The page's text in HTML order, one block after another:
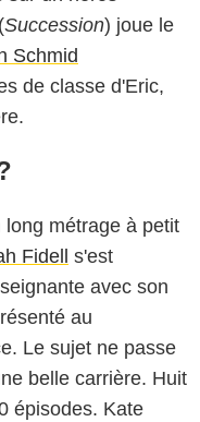
(Succession) joue le
Schmid
de classe d'Eric,
métrage à petit
Fidell s'est
avec son
au
Le sujet ne passe
belle carrière. Huit
épisodes. Kate